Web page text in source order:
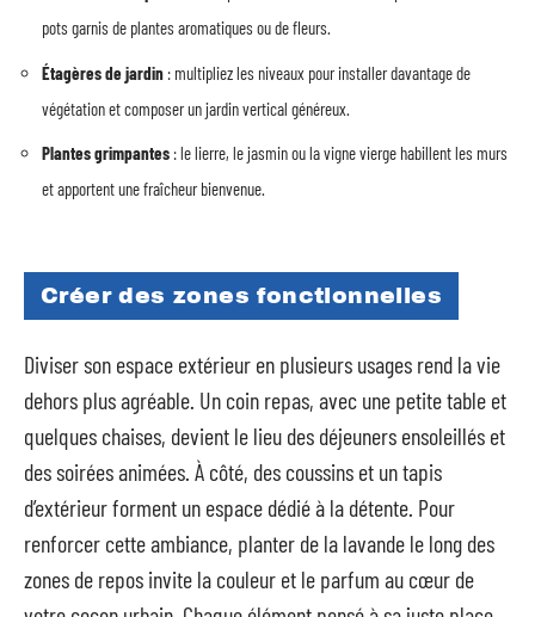
pots garnis de plantes aromatiques ou de fleurs.
Étagères de jardin : multipliez les niveaux pour installer davantage de
végétation et composer un jardin vertical généreux.
Plantes grimpantes : le lierre, le jasmin ou la vigne vierge habillent les murs
et apportent une fraîcheur bienvenue.
Créer des zones fonctionnelles
Diviser son espace extérieur en plusieurs usages rend la vie
dehors plus agréable. Un coin repas, avec une petite table et
quelques chaises, devient le lieu des déjeuners ensoleillés et
des soirées animées. À côté, des coussins et un tapis
d’extérieur forment un espace dédié à la détente. Pour
renforcer cette ambiance, planter de la lavande le long des
zones de repos invite la couleur et le parfum au cœur de